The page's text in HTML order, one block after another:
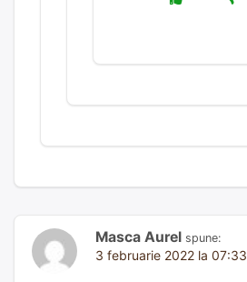
Masca Aurel spune:
3 februarie 2022 la 07:33